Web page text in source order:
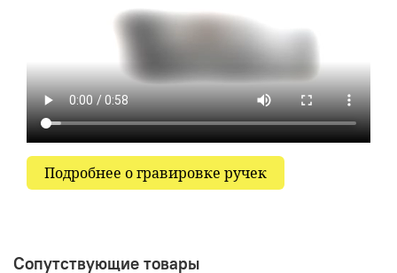
Подробнее о гравировке ручек
Сопутствующие товары